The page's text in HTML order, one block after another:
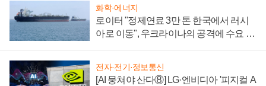
화학·에너지
로이터 "정제연료 3만 톤 한국에서 러시
아로 이동", 우크라이나의 공격에 수요 늘
전자·전기·정보통신
[AI 뭉쳐야 산다⑧] LG·엔비디아 '피지컬 A